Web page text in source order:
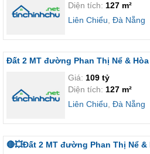
Diện tích: 127 m²
Liên Chiểu Đà Nẵng
Đất 2 MT đường Phan Thị Nể &
Giá: 109 tỷ
Diện tích: 127 m²
Liên Chiểu Đà Nẵng
🔴💥Đất 2 MT đường Phan Thị Nể &